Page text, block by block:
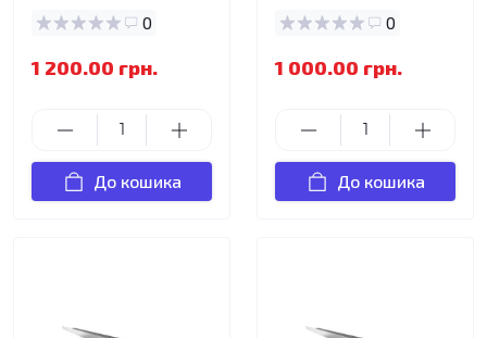
0
1 200.00 грн.
До кошика
0
1 000.00 грн.
До кошика